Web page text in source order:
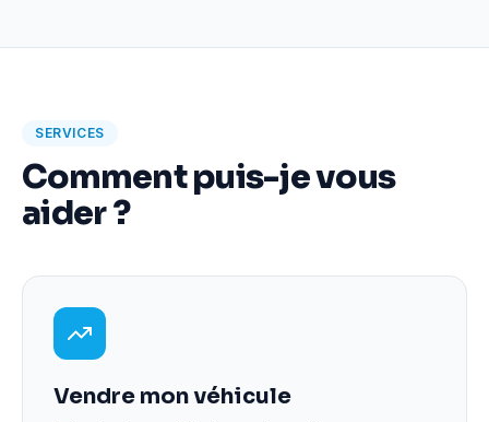
SERVICES
Comment puis-je vous
aider ?
Vendre mon véhicule